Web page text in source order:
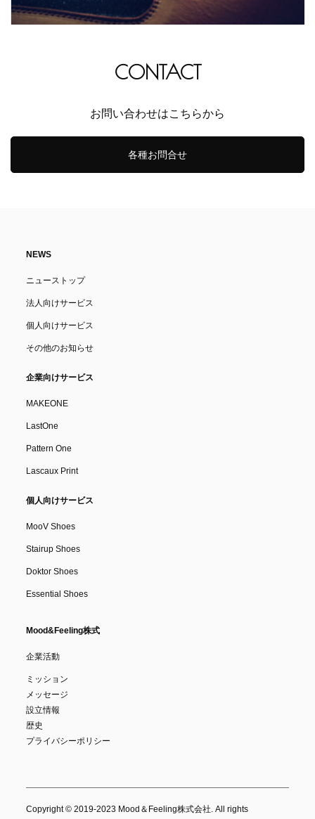
CONTACT
お問い合わせはこちらから
各種お問合せ
NEWS
ニューストップ
法人向けサービス
個人向けサービス
その他のお知らせ
企業向けサービス
MAKEONE
LastOne
Pattern One
Lascaux Print
個人向けサービス
MooV Shoes
Stairup Shoes
Doktor Shoes
Essential Shoes
Mood&Feeling株式
企業活動
ミッション
メッセージ
設立情報
歴史
プライバシーポリシー
Copyright © 2019-2023 Mood＆Feeling株式会社. All rights